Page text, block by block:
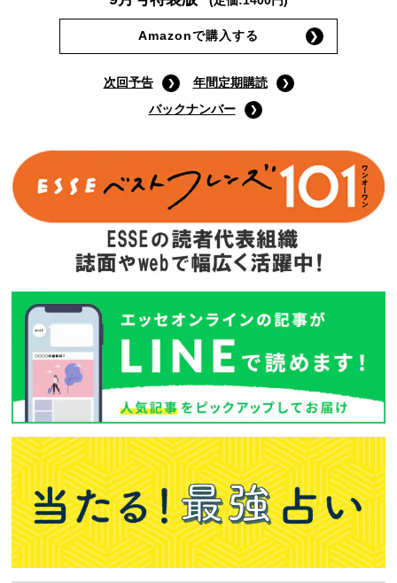
Amazonで購入する
次回予告
年間定期購読
バックナンバー